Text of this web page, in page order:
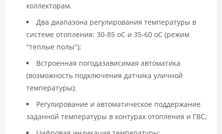
коллекторам.
Два диапазона регулирования температуры в
системе отопления: 30-85 оС и 35-60 оС (режим
"теплые полы");
Встроенная погодазависимая автоматика
(возможность подключения датчика уличной
температуры);
Регулирование и автоматическое поддержание
заданной температуры в контурах отопления и ГВС;